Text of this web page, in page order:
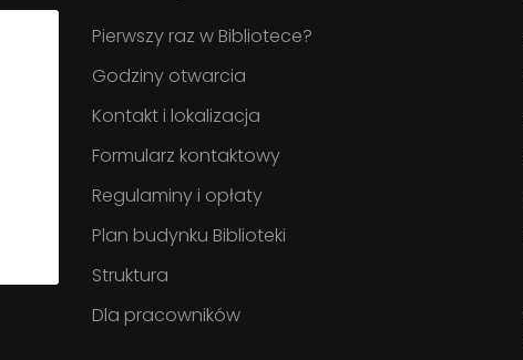
Pierwszy raz w Bibliotece?
Godziny otwarcia
Kontakt i lokalizacja
Formularz kontaktowy
Regulaminy i opłaty
Plan budynku Biblioteki
Struktura
Dla pracowników